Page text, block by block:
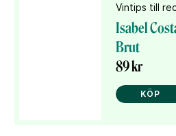
Vintips till
Isabel
Brut
89 kr
KÖP